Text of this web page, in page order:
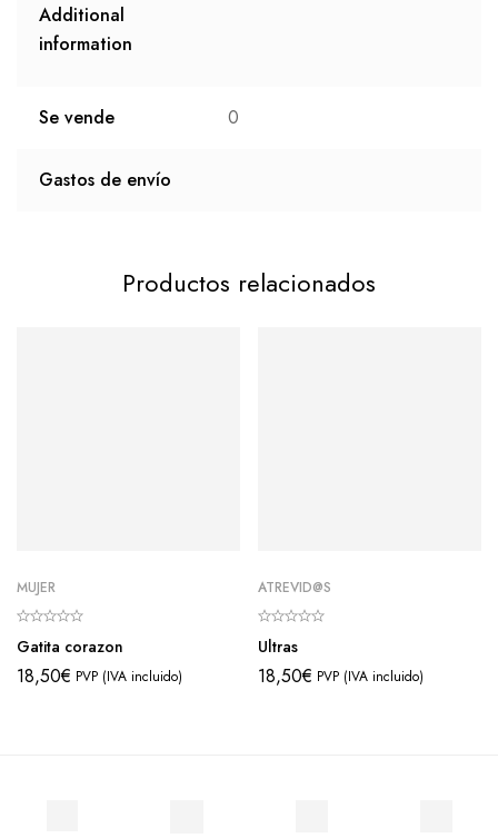
Additional
information
Se vende 0
Gastos de envío
Productos relacionados
MUJER
Gatita corazon
18,50€ PVP (IVA incluido)
ATREVID@S
Ultras
18,50€ PVP (IVA incluido)